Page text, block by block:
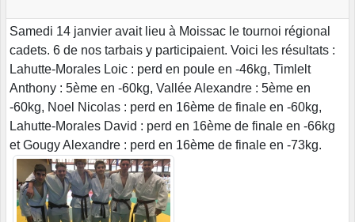
Samedi 14 janvier avait lieu à Moissac le tournoi régional
cadets. 6 de nos tarbais y participaient. Voici les résultats :
Lahutte-Morales Loic : perd en poule en -46kg, Timlelt
Anthony : 5ème en -60kg, Vallée Alexandre : 5ème en
-60kg, Noel Nicolas : perd en 16ème de finale en -60kg,
Lahutte-Morales David : perd en 16ème de finale en -66kg
et Gougy Alexandre : perd en 16ème de finale en -73kg.